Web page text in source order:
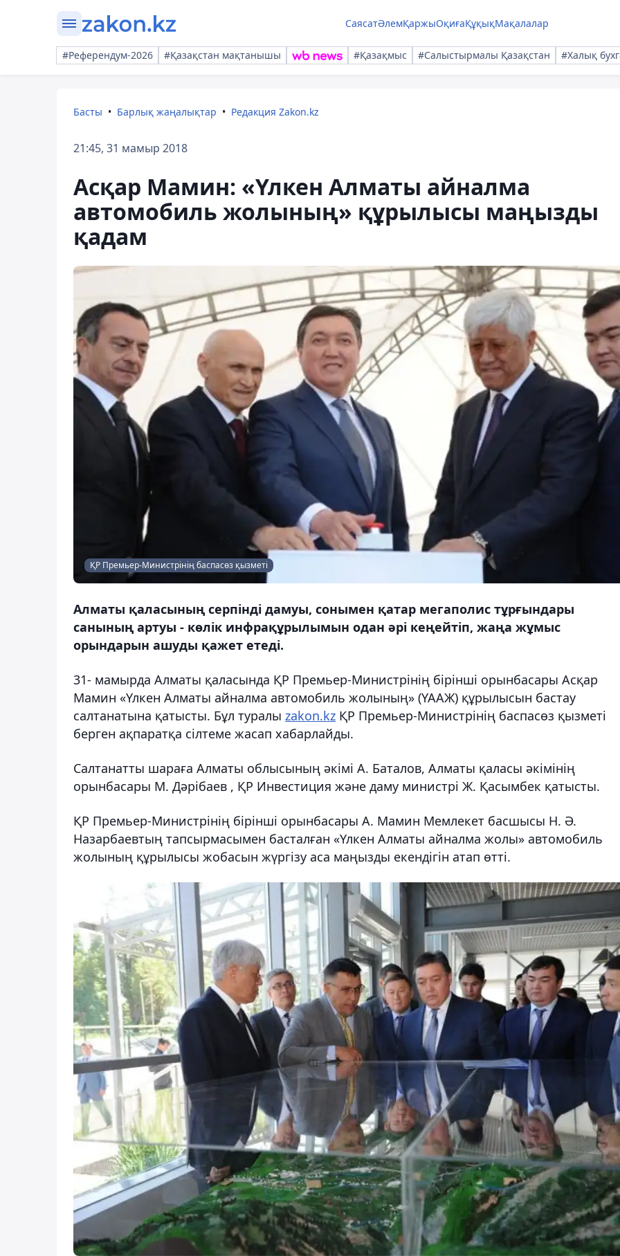
СаясатӘлемҚаржыОқиғаҚұқықМақалалар
#Референдум-2026 #Қазақстан мақтанышы #Қазақмыс #Салыстырмалы Қазақстан #Халық
Басты Барлық жаңалықтар Редакция Zakon.kz
21:45, 31 мамыр 2018
Асқар Мамин: «Үлкен Алматы айналма
автомобиль жолының» құрылысы маңызды
қадам
ҚР Премьер-Министрінің баспасөз қызметі
Алматы қаласының серпінді дамуы, сонымен қатар мегаполис тұрғындары
санының артуы - көлік инфрақұрылымын одан әрі кеңейтіп, жаңа жұмыс
орындарын ашуды қажет етеді.
31- мамырда Алматы қаласында ҚР Премьер-Министрінің бірінші орынбасары Асқар
Мамин «Үлкен Алматы айналма автомобиль жолының» (ҮААЖ) құрылысын бастау
салтанатына қатысты. Бұл туралы zakon.kz ҚР Премьер-Министрінің баспасөз қызметі
берген ақпаратқа сілтеме жасап хабарлайды.
Салтанатты шараға Алматы облысының әкімі А. Баталов, Алматы қаласы әкімінің
орынбасары М. Дәрібаев , ҚР Инвестиция және даму министрі Ж. Қасымбек қатысты.
ҚР Премьер-Министрінің бірінші орынбасары А. Мамин Мемлекет басшысы Н. Ә.
Назарбаевтың тапсырмасымен басталған «Үлкен Алматы айналма жолы» автомобиль
жолының құрылысы жобасын жүргізу аса маңызды екендігін атап өтті.